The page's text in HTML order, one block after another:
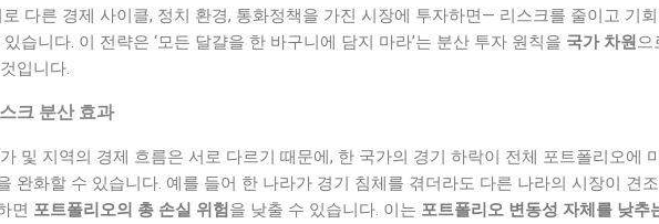
로 다른 경제 사이클, 정치 환경, 통화정책을 가진 시장에 투자하면— 리스크를 줄이고 기
있습니다. 이 전략은 ‘모든 달걀을 한 바구니에 담지 마라’는 분산 투자 원칙을 국가 차원으
입니다.
크 분산 효과
및 지역의 경제 흐름은 서로 다르기 때문에, 한 국가의 경기 하락이 전체 포트폴리오에
완화할 수 있습니다. 예를 들어 한 나라가 경기 침체를 겪더라도 다른 나라의 시장이 견
면 포트폴리오의 총 손실 위험 을 낮출 수 있습니다. 이는 포트폴리오 변동성 자체를 낮추